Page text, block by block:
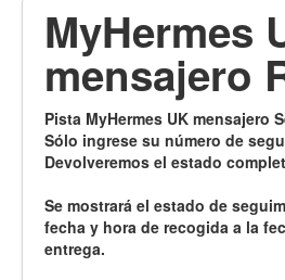
Couriers Tracking
Air Cargo Tracking
Vessel Tracking
Port Of Calls
MyHermes
mensajero
Pista MyHermes UK mensajero
Sólo ingrese su número de
Devolveremos el estado
Se mostrará el estado de
fecha y hora de recogida a la
entrega.